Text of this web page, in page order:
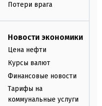
Потери врага
Новости экономики
Цена нефти
Курсы валют
Финансовые новости
Тарифы на
коммунальные услуги